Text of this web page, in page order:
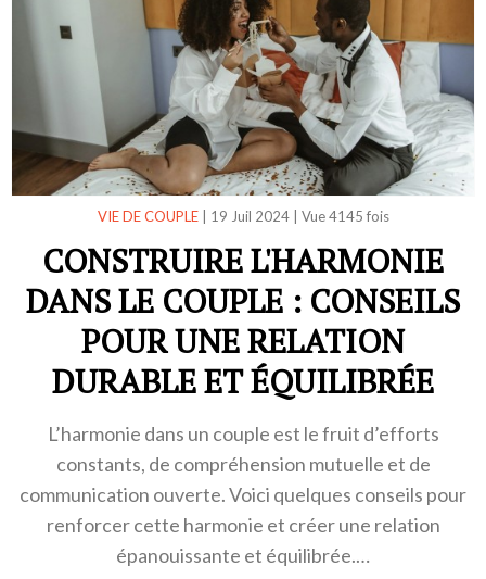
VIE DE COUPLE| 19 Juil 2024| Vue 4145 fois
CONSTRUIRE L'HARMONIE
DANS LE COUPLE : CONSEILS
POUR UNE RELATION
DURABLE ET ÉQUILIBRÉE
L’harmonie dans un couple est le fruit d’efforts
constants, de compréhension mutuelle et de
communication ouverte. Voici quelques conseils pour
renforcer cette harmonie et créer une relation
épanouissante et équilibrée.…